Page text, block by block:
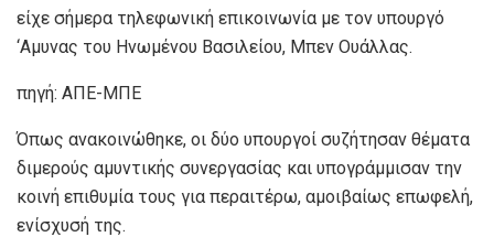
είχε σήμερα τηλεφωνική επικοινωνία με τον υπουργό
‘Αμυνας του Ηνωμένου Βασιλείου, Μπεν Ουάλλας.
πηγή: ΑΠΕ-ΜΠΕ
Όπως ανακοινώθηκε, οι δύο υπουργοί συζήτησαν θέματα
διμερούς αμυντικής συνεργασίας και υπογράμμισαν την
κοινή επιθυμία τους για περαιτέρω, αμοιβαίως επωφελή,
ενίσχυσή της.